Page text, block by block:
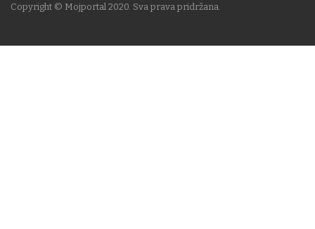
Copyright © Mojportal 2020. Sva prava pridržana.